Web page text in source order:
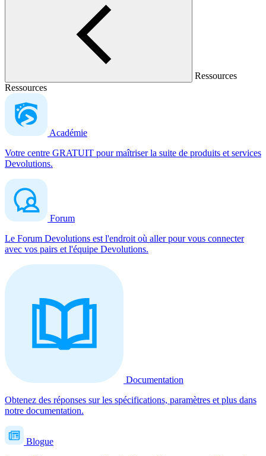
Ressources
Ressources
Académie
Votre centre GRATUIT pour maîtriser la suite de produits et services
Devolutions.
Forum
Le Forum Devolutions est l'endroit où aller pour vous connecter
avec vos pairs et l'équipe Devolutions.
Documentation
Obtenez des réponses sur les spécifications, paramètres et plus dans
notre documentation.
Blogue